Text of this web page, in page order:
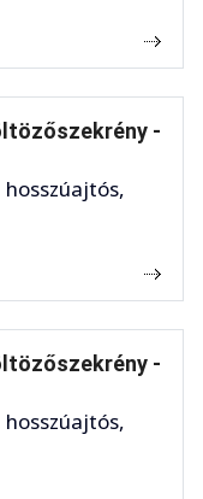
-
hosszúajtós,
-
hosszúajtós,